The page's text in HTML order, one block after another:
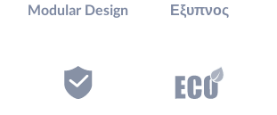
Modular Design Εξυπνος